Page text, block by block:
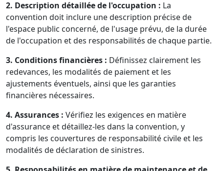
2. Description détaillée de l'occupation : La
convention doit inclure une description précise de
l'espace public concerné, de l'usage prévu, de la durée
de l'occupation et des responsabilités de chaque partie.
3. Conditions financières : Définissez clairement les
redevances, les modalités de paiement et les
ajustements éventuels, ainsi que les garanties
financières nécessaires.
4. Assurances : Vérifiez les exigences en matière
d'assurance et détaillez-les dans la convention, y
compris les couvertures de responsabilité civile et les
modalités de déclaration de sinistres.